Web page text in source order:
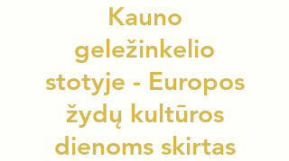
Kauno
geležinkelio
stotyje - Europos
žydų kultūros
dienoms skirtas